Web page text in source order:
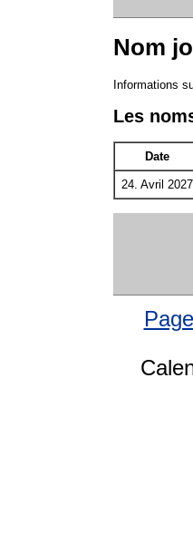
Nom
Informations
Les
Date
24. Avril 2027